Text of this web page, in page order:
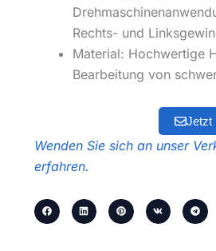
Rechts- und
Material: Hochwertige
Bearbeitung von
Jetzt
Wenden Sie sich an unser
erfahren.